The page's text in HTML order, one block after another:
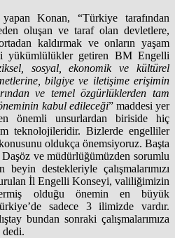
yapan Konan, “Türkiye tarafından
oluşan ve taraf olan devletlere,
kaldırmak ve onların yaşam
yükümlülükler getiren BM Engelli
sosyal, ekonomik ve kültürel
bilgiye ve iletişime erişimin
ve temel özgürlüklerden tam
kabul edileceği” maddesi yer
önemli unsurlardan biriside hiç
teknolojileridir. Bizlerde engelliler
oldukça önemsiyoruz. Başta
ve müdürlüğümüzden sorumlu
beyin destekleriyle çalışmalarımızı
İl Engelli Konseyi, valiliğimizin
olduğu önemin en büyük
sadece 3 ilimizde vardır.
bundan sonraki çalışmalarımıza
dedi.